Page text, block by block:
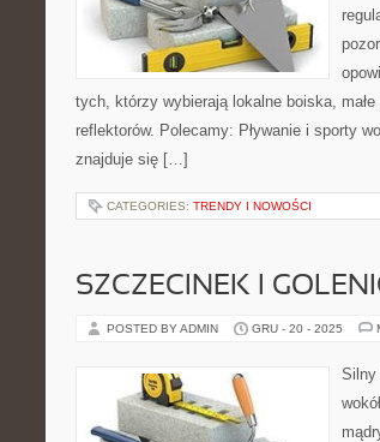
tych, którzy wybierają lokalne boiska,
reflektorów. Polecamy: Pływanie i sporty
znajduje się […]
CATEGORIES: TRENDY I NOWOŚCI
SZCZECINEK I
POSTED BY ADMIN GRU - 20 - 2025
Silny